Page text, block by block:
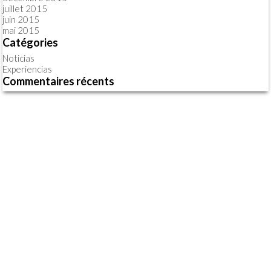
juillet 2015
juin 2015
mai 2015
Catégories
Noticias
Experiencias
Commentaires récents